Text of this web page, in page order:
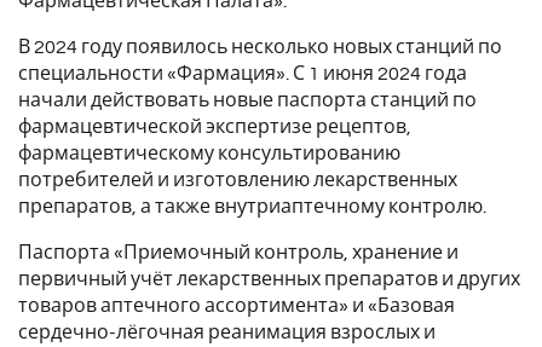
В 2024 году появилось несколько новых станций по
специальности «Фармация». С 1 июня 2024 года
начали действовать новые паспорта станций по
фармацевтической экспертизе рецептов,
фармацевтическому консультированию
потребителей и изготовлению лекарственных
препаратов, а также внутриаптечному контролю.
Паспорта «Приемочный контроль, хранение и
первичный учёт лекарственных препаратов и других
товаров аптечного ассортимента» и «Базовая
сердечно-лёгочная реанимация взрослых и